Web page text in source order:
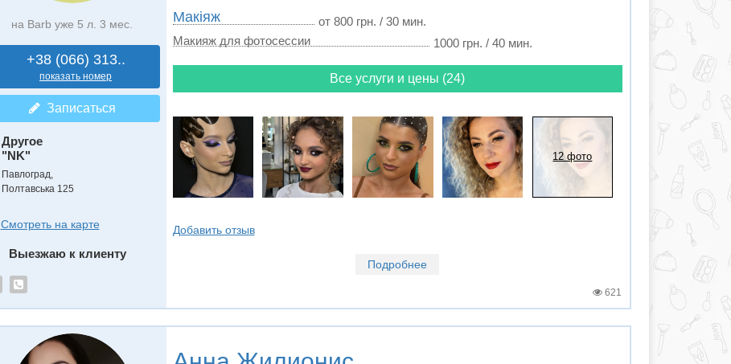
на Barb уже 5 л. 3 мес.
+38 (066) 313..
показать номер
Записаться
Другое
"NK"
Павлоград,
Полтавська 125
Смотреть на карте
Выезжаю к клиенту
Макіяж
от 800 грн. / 30 мин.
Макияж для фотосессии
1000 грн. / 40 мин.
Все услуги и цены (24)
12 фото
Добавить отзыв
Подробнее
621